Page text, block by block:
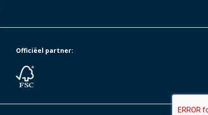
Officiëel partner: